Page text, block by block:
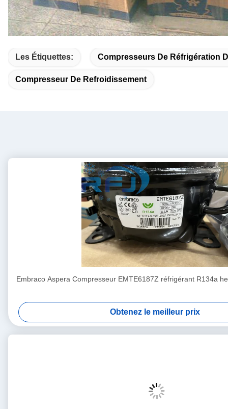
Les Étiquettes: Compresseurs De Réfrigération
Compresseur De Refroidissement
Embraco Aspera Compresseur EMTE6187Z réfrigérant R134a
Obtenez le meilleur prix